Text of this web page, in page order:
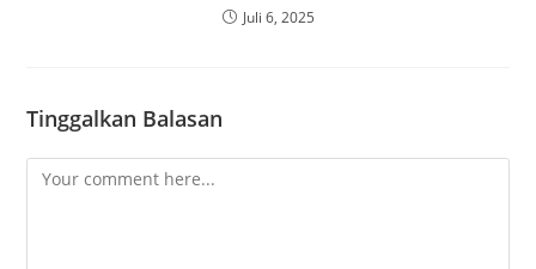
Juli 6, 2025
Tinggalkan Balasan